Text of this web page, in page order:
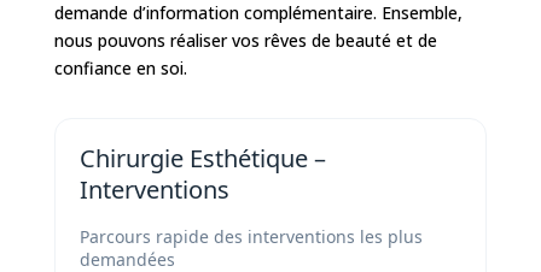
chirurgiens
demande d’information complémentaire. Ensemble,
nous pouvons réaliser vos rêves de beauté et de
confiance en soi.
Chirurgie Esthétique –
Interventions
Parcours rapide des interventions les plus
demandées